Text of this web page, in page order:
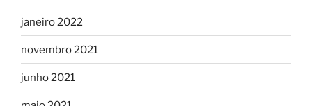
janeiro 2022
novembro 2021
junho 2021